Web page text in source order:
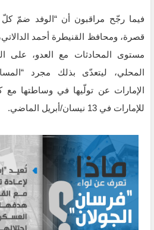
فيما رجّح مراقبون أن “الوفد ضمّ
قصرة، ومحافظ القنيطرة أحمد
مستوى المحادثات مع العدو، على
المحلي، ليتعدّى بذلك مجرد
الإمارات عن تولّيها في وساطتها مع
للإمارات في 13 نيسان/أبريل الماضي.